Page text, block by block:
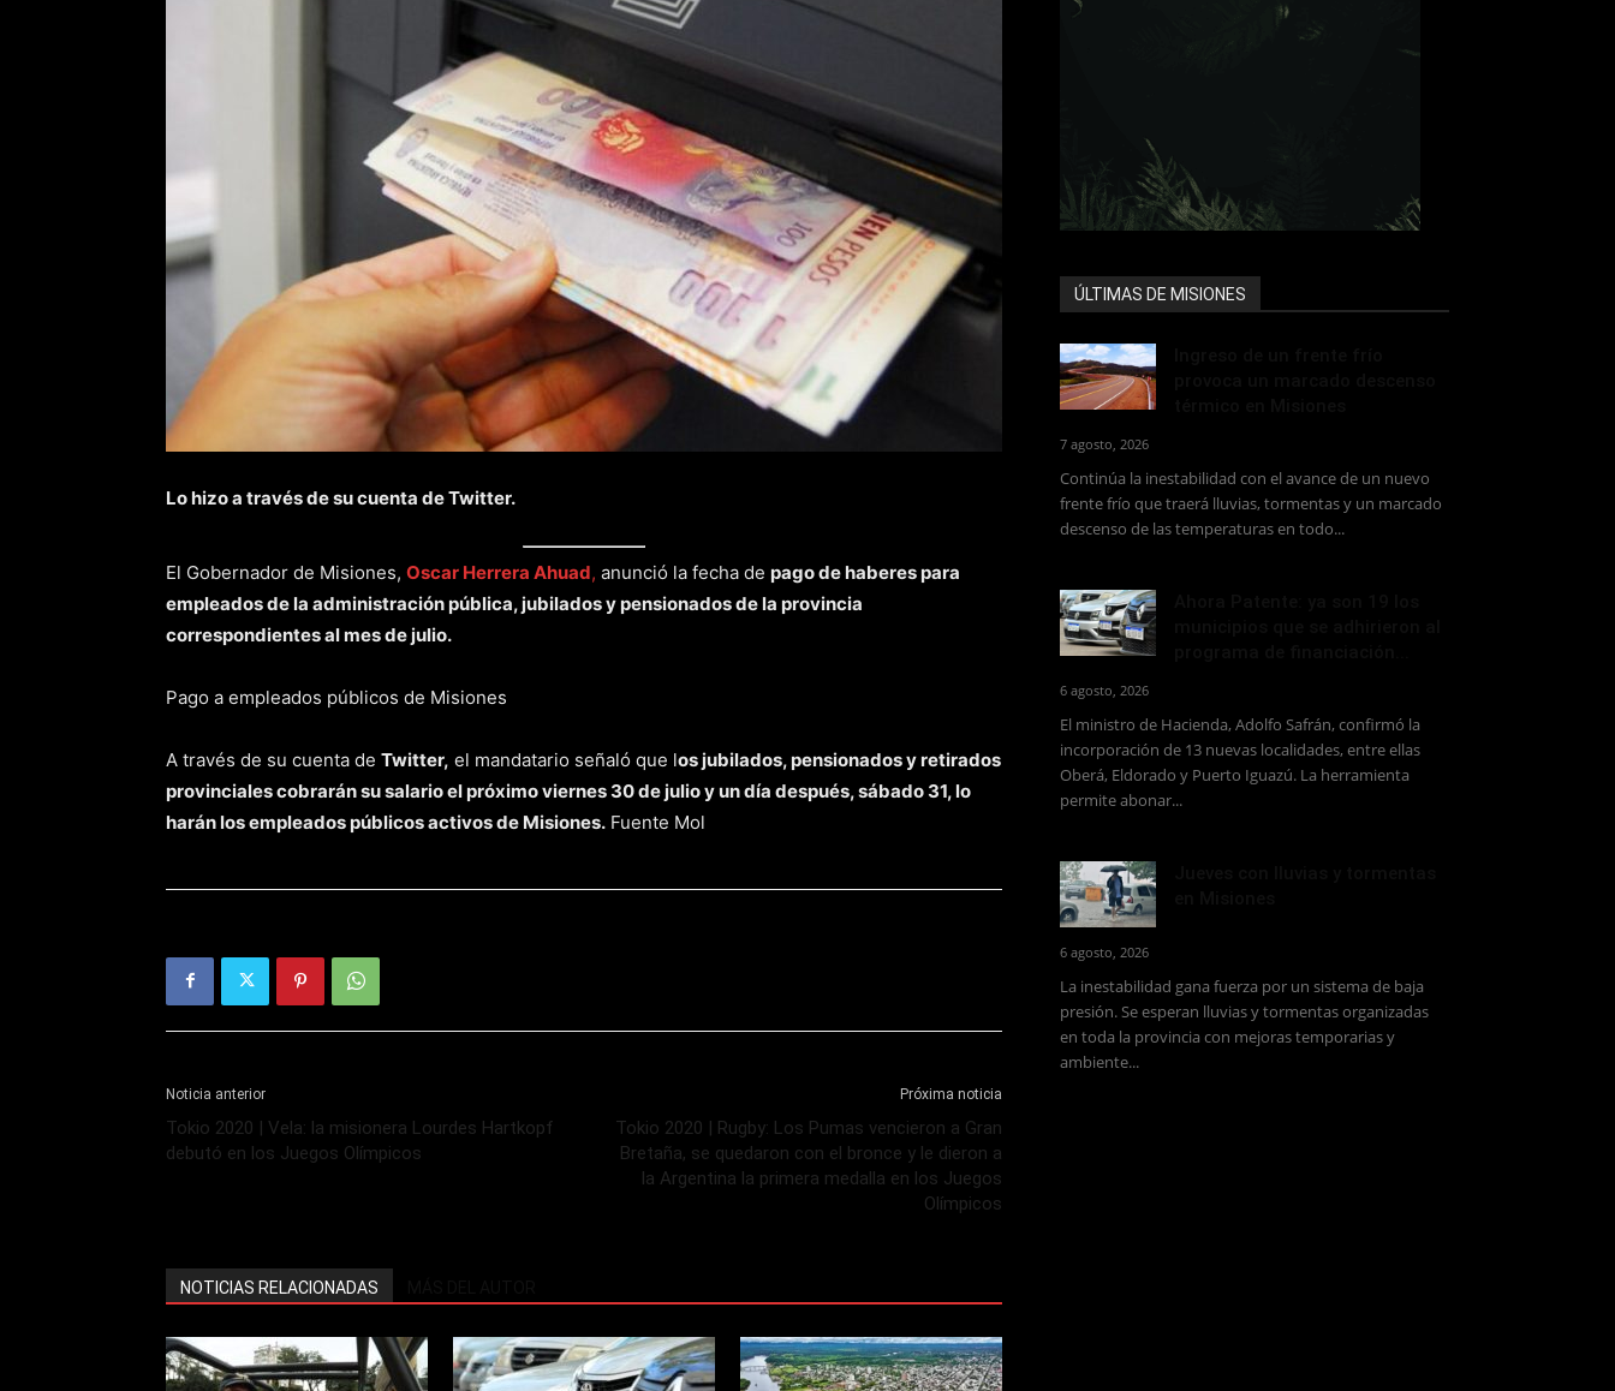
Lo hizo a través de su cuenta de Twitter.
El Gobernador de Misiones, Oscar Herrera Ahuad, anunció la fecha de pago de haberes para
empleados de la administración pública, jubilados y pensionados de la provincia
correspondientes al mes de julio.
Pago a empleados públicos de Misiones
A través de su cuenta de Twitter, el mandatario señaló que los jubilados, pensionados y retirados
provinciales cobrarán su salario el próximo viernes 30 de julio y un día después, sábado 31, lo
harán los empleados públicos activos de Misiones. Fuente Mol
Noticia anterior
Tokio 2020 | Vela: la misionera Lourdes Hartkopf
debutó en los Juegos Olímpicos
Próxima noticia
Tokio 2020 | Rugby: Los Pumas vencieron a Gran
Bretaña, se quedaron con el bronce y le dieron a
la Argentina la primera medalla en los Juegos
Olímpicos
NOTICIAS RELACIONADAS
ÚLTIMAS DE MISIONES
7 agosto, 2026
Continúa la inestabilidad con el avance de un nuevo
frente frío que traerá lluvias, tormentas y un marcado
descenso de las temperaturas en todo...
6 agosto, 2026
El ministro de Hacienda, Adolfo Safrán, confirmó la
incorporación de 13 nuevas localidades, entre ellas
Oberá, Eldorado y Puerto Iguazú. La herramienta
permite abonar...
6 agosto, 2026
La inestabilidad gana fuerza por un sistema de baja
presión. Se esperan lluvias y tormentas organizadas
en toda la provincia con mejoras temporarias y
ambiente...